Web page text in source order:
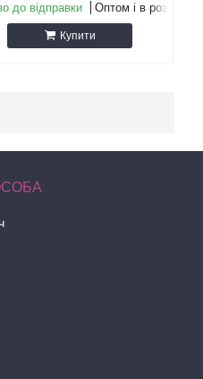
до відправки Оптом і в роздріб
Купити